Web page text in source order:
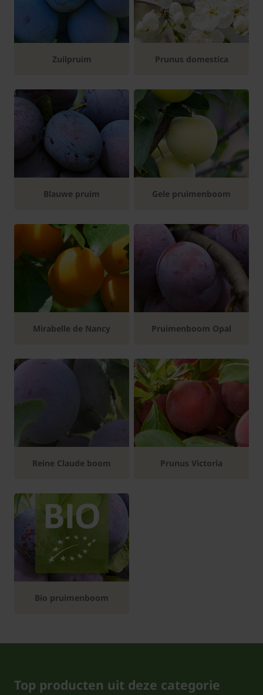
Zuilpruim Prunus domestica
Blauwe pruim Gele pruimenboom
Mirabelle de Nancy Pruimenboom Opal
Reine Claude boom Prunus Victoria
Bio pruimenboom
Top producten uit deze categorie